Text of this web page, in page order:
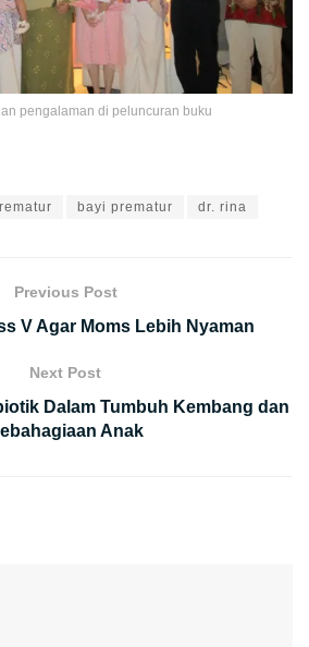
pengalaman di peluncuran buku
bayi prematur dr. rina
Previous Post
V Agar Moms Lebih Nyaman
Next Post
Dalam Tumbuh Kembang dan
Anak